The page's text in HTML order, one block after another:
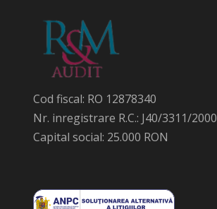
Cod fiscal: RO 12878340
Nr. inregistrare R.C.: J40/3311/2000
Capital social: 25.000 RON